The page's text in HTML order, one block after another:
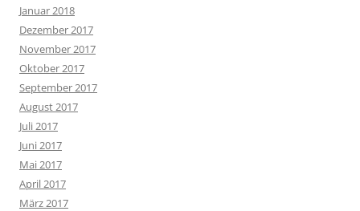
Januar 2018
Dezember 2017
November 2017
Oktober 2017
September 2017
August 2017
Juli 2017
Juni 2017
Mai 2017
April 2017
März 2017